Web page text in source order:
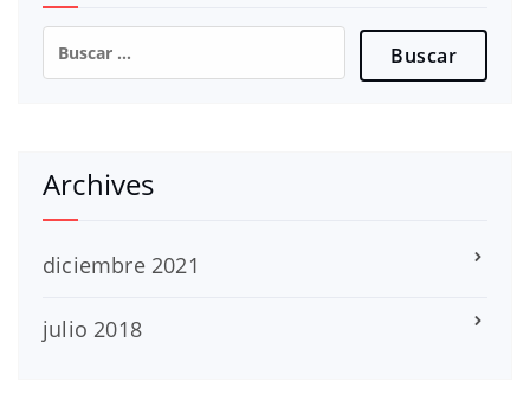
Buscar:
Archives
diciembre 2021
julio 2018